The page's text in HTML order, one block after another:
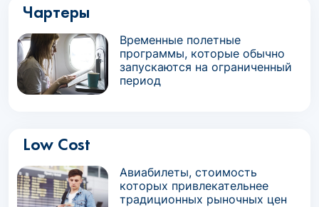
Чартеры
Временные полетные
программы, которые обычно
запускаются на ограниченный
период
Low Cost
Авиабилеты, стоимость
которых привлекательнее
традиционных рыночных цен